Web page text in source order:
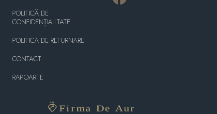
POLITICĂ DE
CONFIDENȚIALITATE
POLITICA DE RETURNARE
CONTACT
RAPOARTE